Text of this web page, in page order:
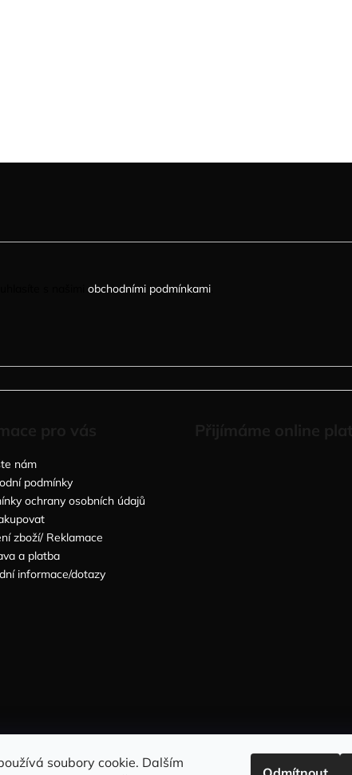
soubory cookie. Dalším
obchodními podmínkami.
nám
podmínky
ochrany osobních údajů
zboží/ Reklamace
a platba
informace/dotazy
Sleduj nás na FACEBOOKU